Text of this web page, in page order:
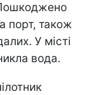
порт, також
У місті
вода.